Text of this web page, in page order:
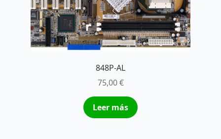
848P-AL
75,00€
Leer más